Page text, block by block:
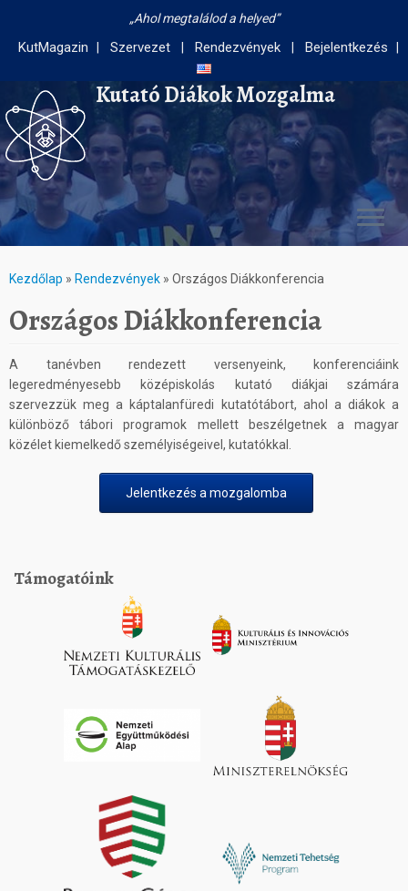
Ahol megtalálod a helyed
KutMagazin Szervezet Rendezvények Bejelentkezés
Kutató Diákok Mozgalma
Kezdőlap » Rendezvények » Országos Diákkonferencia
Országos Diákkonferencia
A tanévben rendezett versenyeink, konferenciáink
legeredményesebb középiskolás kutató diákjai számára
szervezzük meg a káptalanfüredi kutatótábort, ahol a diákok a
különböző tábori programok mellett beszélgetnek a magyar
közélet kiemelkedő személyiségeivel, kutatókkal.
Jelentkezés a mozgalomba
Támogatóink